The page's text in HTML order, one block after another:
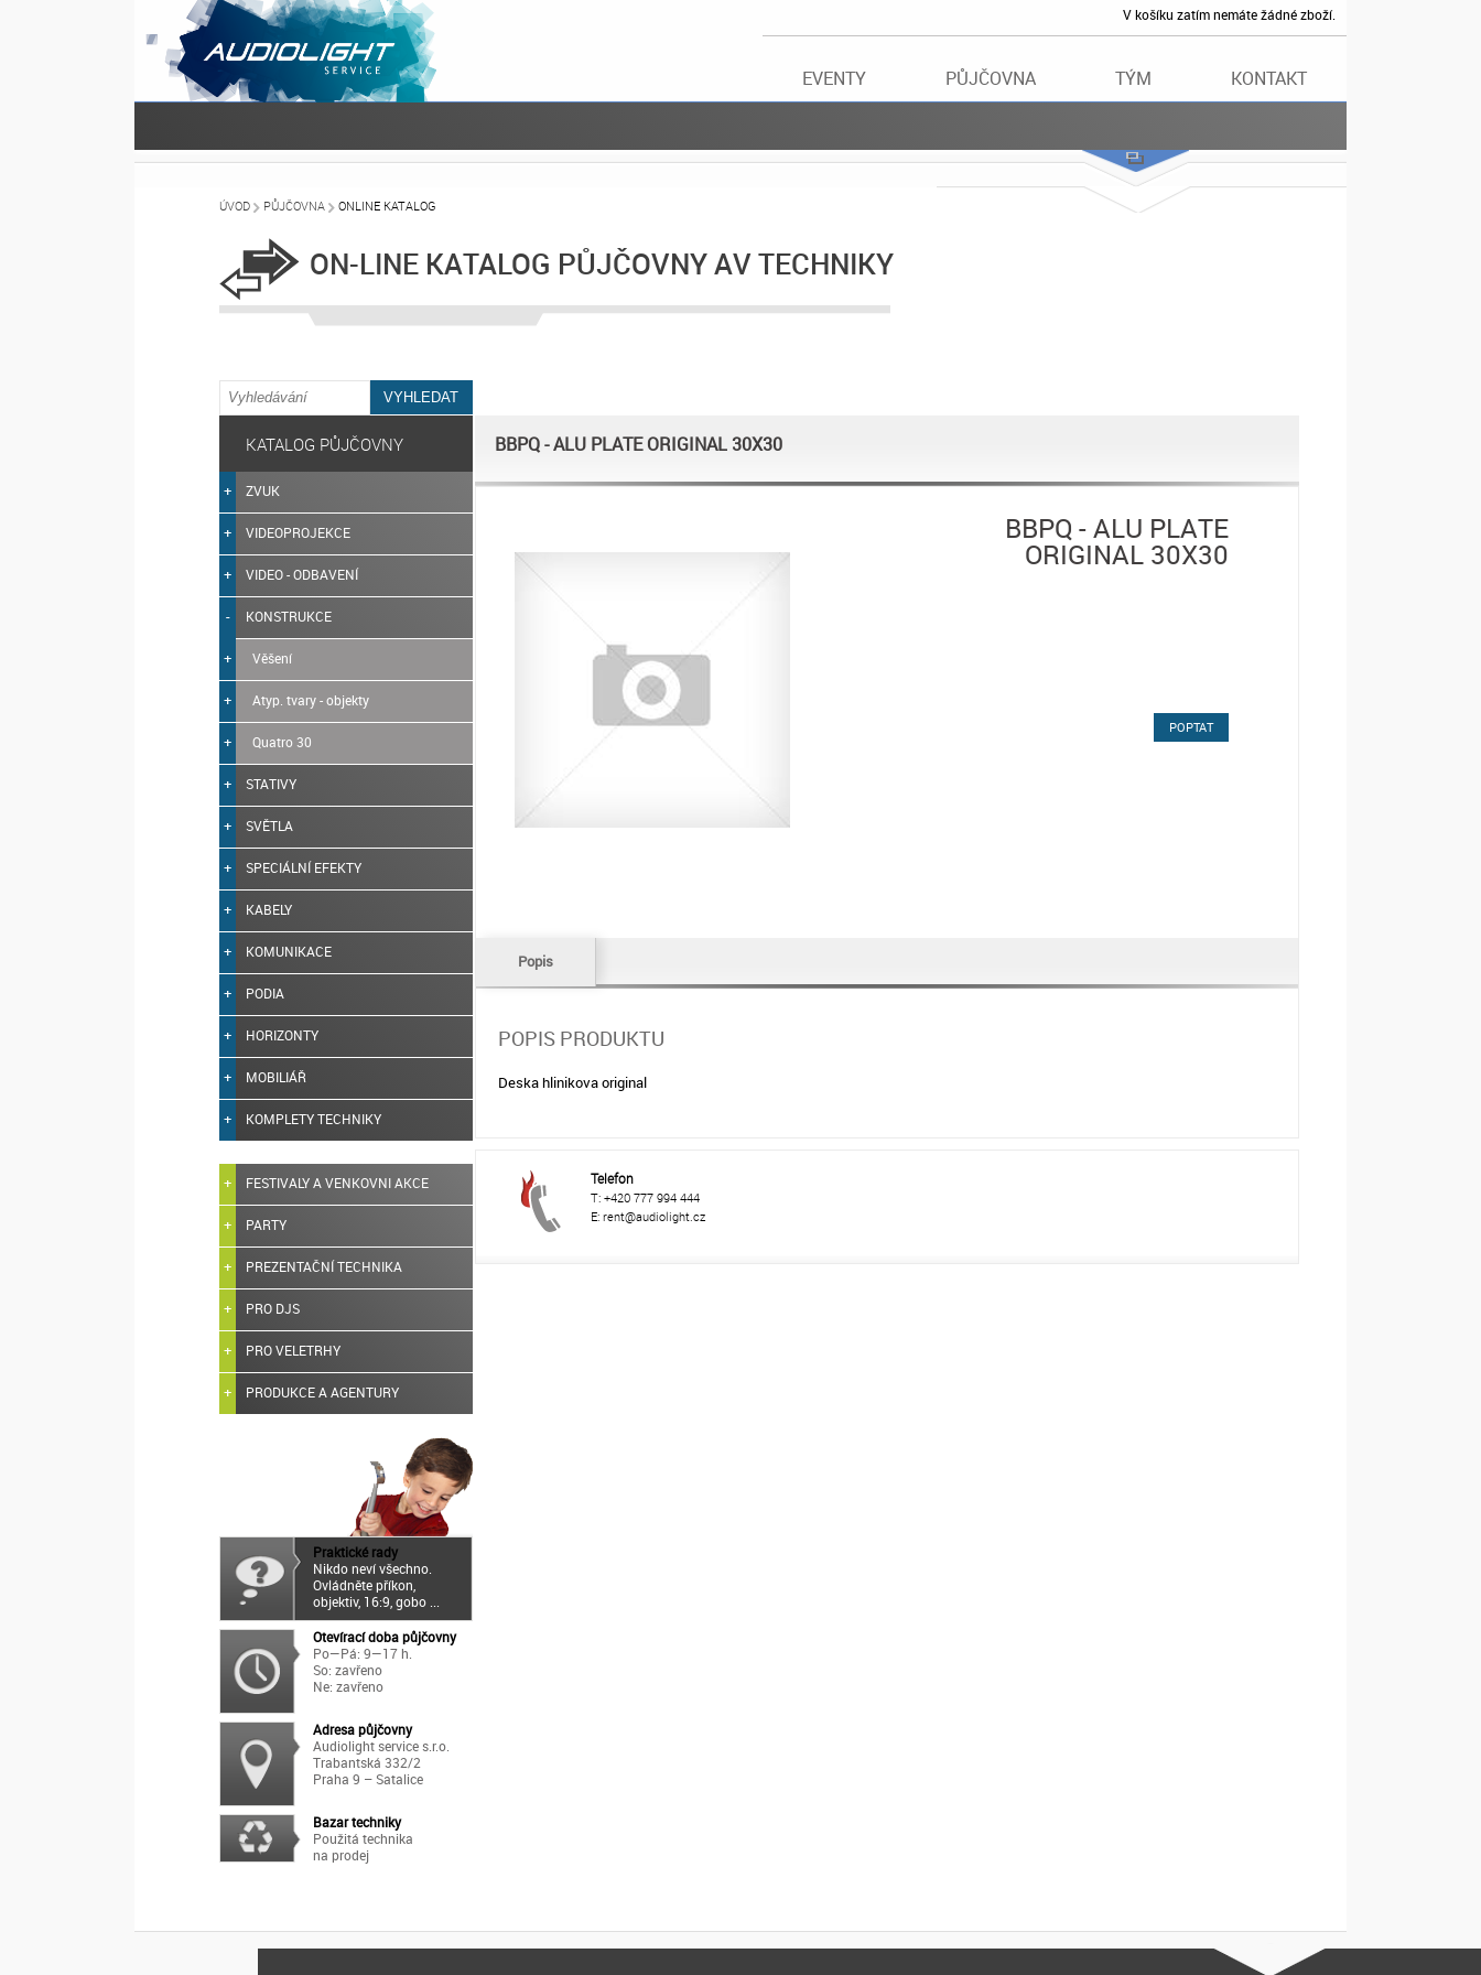
V košíku zatím nemáte žádné zboží.
EVENTY PŮJČOVNA TÝM KONTAKT
ÚVOD PŮJČOVNA ONLINE KATALOG
ON-LINE KATALOG PŮJČOVNY AV TECHNIKY
KATALOG PŮJČOVNY
ZVUK
VIDEOPROJEKCE
VIDEO - ODBAVENÍ
KONSTRUKCE
Věšení
Atyp. tvary - objekty
Quatro 30
STATIVY
SVĚTLA
SPECIÁLNÍ EFEKTY
KABELY
KOMUNIKACE
PODIA
HORIZONTY
MOBILIÁŘ
KOMPLETY TECHNIKY
FESTIVALY A VENKOVNI AKCE
PARTY
PREZENTAČNÍ TECHNIKA
PRO DJS
PRO VELETRHY
PRODUKCE A AGENTURY
Praktické rady
Nikdo neví všechno.
Ovládněte příkon,
objektiv, 16:9, gobo ...
Otevírací doba půjčovny
Po—Pá: 9—17 h.
So: zavřeno
Ne: zavřeno
Adresa půjčovny
Audiolight service s.r.o.
Trabantská 332/2
Praha 9 – Satalice
Bazar techniky
Použitá technika
na prodej
BBPQ - ALU PLATE ORIGINAL 30X30
BBPQ - ALU PLATE
ORIGINAL 30X30
POPTAT
Popis
POPIS PRODUKTU
Deska hlinikova original
Telefon
T: +420 777 994 444
E: rent@audiolight.cz